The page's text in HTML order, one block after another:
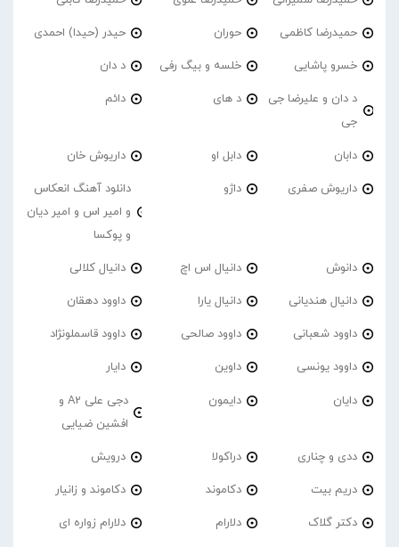
حمیدرضا کاظمی حوران حیدر (حیدا) احمدی
خسرو پاشایی خلسه و بیگ رفی د دان
د دان و علیرضا جی
جی
د های دائم
دابان دابل او داریوش خان
داریوش صفری داژو
دانلود آهنگ انعکاس
و امیر اس و امیر دیان
و پوکسا
دانوش دانیال اس اچ دانیال کلالی
دانیال هندیانی دانیال یارا داوود دهقان
داوود شعبانی داوود صالحی داوود قاسملونژاد
داوود یونسی داوین دایار
دایان دایمون
دجی علی A2 و
افشین ضیایی
ددی و چناری دراکولا درویش
دریم بیت دکاموند دکاموند و زانیار
دکتر گلاک دلارام دلارام زواره ای